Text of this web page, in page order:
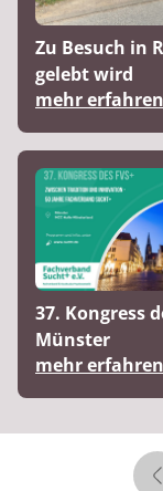
Zu Besuch in
gelebt wird
mehr erfahren
37. Kongress
Münster
mehr erfahren